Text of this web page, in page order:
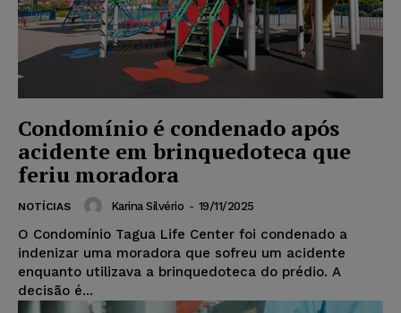
Condomínio é condenado após
acidente em brinquedoteca que
feriu moradora
NOTÍCIAS Karina Silvério - 19/11/2025
O Condomínio Tagua Life Center foi condenado a
indenizar uma moradora que sofreu um acidente
enquanto utilizava a brinquedoteca do prédio. A
decisão é...